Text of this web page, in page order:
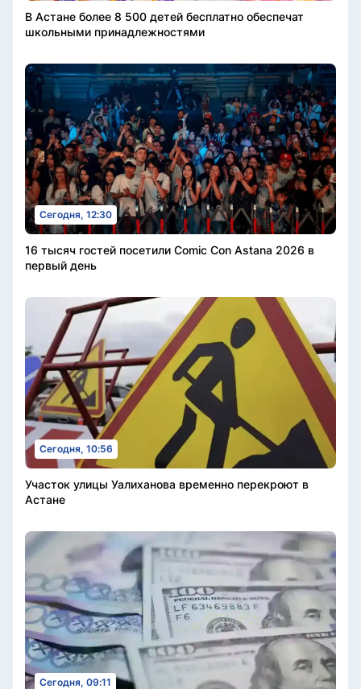
В Астане более 8 500 детей бесплатно обеспечат
школьными принадлежностями
Сегодня, 12:30
16 тысяч гостей посетили Comic Con Astana 2026 в
первый день
Сегодня, 10:56
Участок улицы Уалиханова временно перекроют в
Астане
Сегодня, 09:11